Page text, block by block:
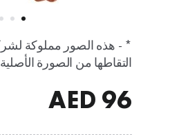
التقاطها من الصورة الأصلية
96